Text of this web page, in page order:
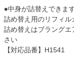
●中身が詰替えできま
詰め替え用のリフィル
詰め替えはブラング
さい
【対応品番】H1541